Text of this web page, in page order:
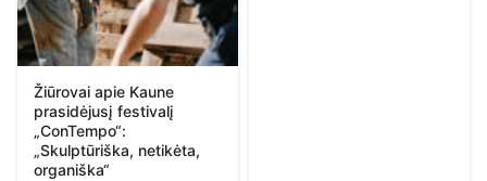
Žiūrovai apie Kaune
prasidėjusį festivalį
„ConTempo“:
„Skulptūriška, netikėta,
organiška“